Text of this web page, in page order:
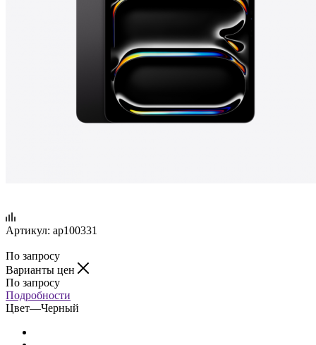
Артикул: ap100331
По запросу
Варианты цен
По запросу
Подробности
Цвет—Черный